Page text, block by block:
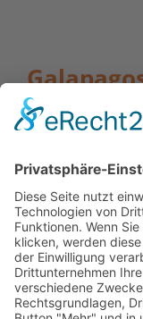
Suche nach
Schiffen und
Sie können
anpassen. Oder
Inselgruppe
erstellen Ihnen